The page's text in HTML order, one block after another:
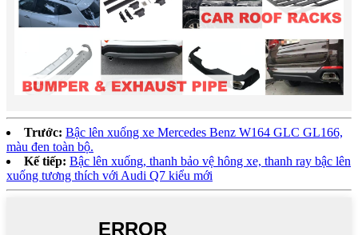
Trước: Bậc lên xuống xe Mercedes Benz W164 GLC GL166,
màu đen toàn bộ.
Kế tiếp: Bậc lên xuống, thanh bảo vệ hông xe, thanh ray bậc lên
xuống tương thích với Audi Q7 kiểu mới